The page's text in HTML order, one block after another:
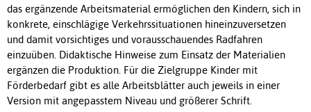
das ergänzende Arbeitsmaterial ermöglichen den Kindern, sich in
konkrete, einschlägige Verkehrssituationen hineinzuversetzen
und damit vorsichtiges und vorausschauendes Radfahren
einzuüben. Didaktische Hinweise zum Einsatz der Materialien
ergänzen die Produktion. Für die Zielgruppe Kinder mit
Förderbedarf gibt es alle Arbeitsblätter auch jeweils in einer
Version mit angepasstem Niveau und größerer Schrift.